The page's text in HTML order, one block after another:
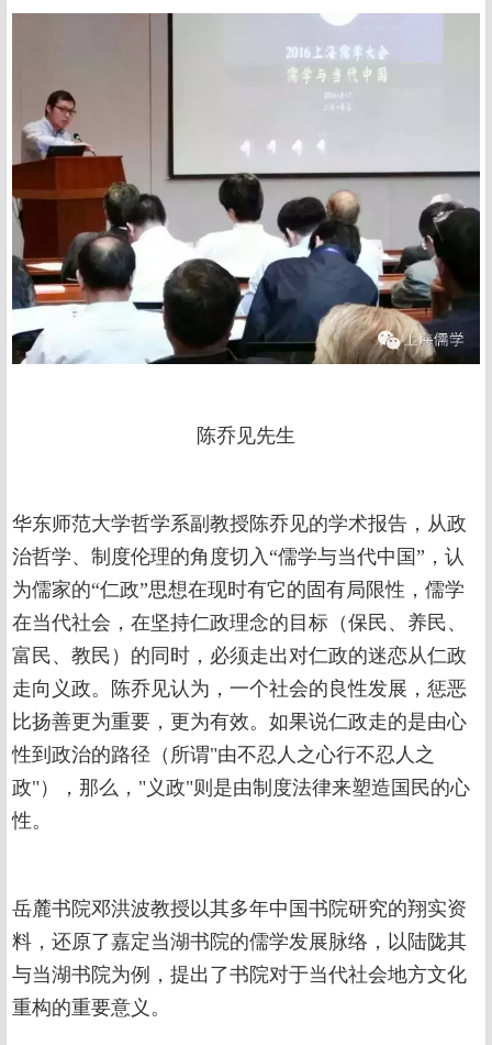
陈乔见先生
华东师范大学哲学系副教授陈乔见的学术报告，从政
治哲学、制度伦理的角度切入“儒学与当代中国”，认
为儒家的“仁政”思想在现时有它的固有局限性，儒学
在当代社会，在坚持仁政理念的目标（保民、养民、
富民、教民）的同时，必须走出对仁政的迷恋从仁政
走向义政。陈乔见认为，一个社会的良性发展，惩恶
比扬善更为重要，更为有效。如果说仁政走的是由心
性到政治的路径（所谓"由不忍人之心行不忍人之
政"），那么，"义政"则是由制度法律来塑造国民的心
性。
岳麓书院邓洪波教授以其多年中国书院研究的翔实资
料，还原了嘉定当湖书院的儒学发展脉络，以陆陇其
与当湖书院为例，提出了书院对于当代社会地方文化
重构的重要意义。